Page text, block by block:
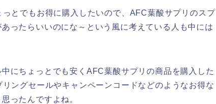
とでもお得に購入したいので、AFC葉酸サプリのスプ
ったらいいのにな～という風に考えている人も中には
にちょっとでも安くAFC葉酸サプリの商品を購入した
ングセールやキャンペーンコードなどのようなお得な
ったんですよね。